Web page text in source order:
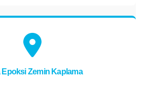
Epoksi Zemin Kaplama